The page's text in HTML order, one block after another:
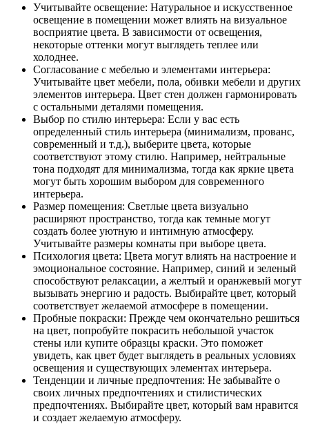
Учитывайте освещение: Натуральное и искусственное
освещение в помещении может влиять на визуальное
восприятие цвета. В зависимости от освещения,
некоторые оттенки могут выглядеть теплее или
холоднее.
Согласование с мебелью и элементами интерьера:
Учитывайте цвет мебели, пола, обивки мебели и других
элементов интерьера. Цвет стен должен гармонировать
с остальными деталями помещения.
Выбор по стилю интерьера: Если у вас есть
определенный стиль интерьера (минимализм, прованс,
современный и т.д.), выберите цвета, которые
соответствуют этому стилю. Например, нейтральные
тона подходят для минимализма, тогда как яркие цвета
могут быть хорошим выбором для современного
интерьера.
Размер помещения: Светлые цвета визуально
расширяют пространство, тогда как темные могут
создать более уютную и интимную атмосферу.
Учитывайте размеры комнаты при выборе цвета.
Психология цвета: Цвета могут влиять на настроение и
эмоциональное состояние. Например, синий и зеленый
способствуют релаксации, а желтый и оранжевый могут
вызывать энергию и радость. Выбирайте цвет, который
соответствует желаемой атмосфере в помещении.
Пробные покраски: Прежде чем окончательно решиться
на цвет, попробуйте покрасить небольшой участок
стены или купите образцы краски. Это поможет
увидеть, как цвет будет выглядеть в реальных условиях
освещения и существующих элементах интерьера.
Тенденции и личные предпочтения: Не забывайте о
своих личных предпочтениях и стилистических
предпочтениях. Выбирайте цвет, который вам нравится
и создает желаемую атмосферу.